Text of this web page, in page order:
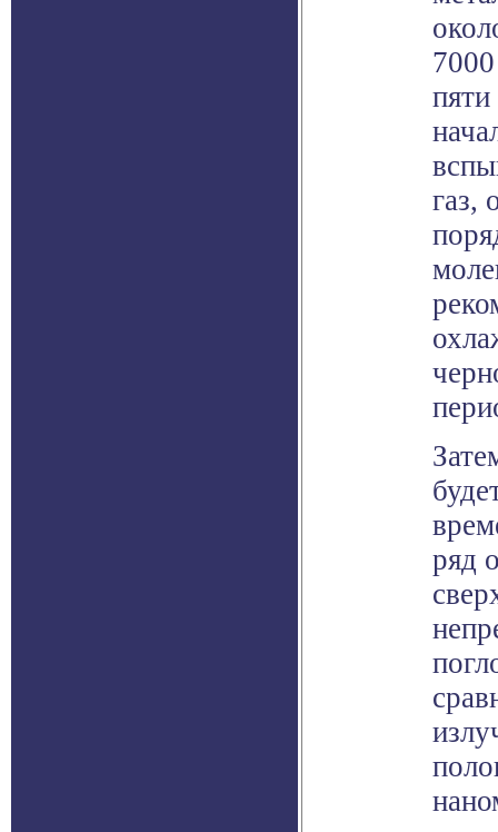
пяти
газ,
ряд